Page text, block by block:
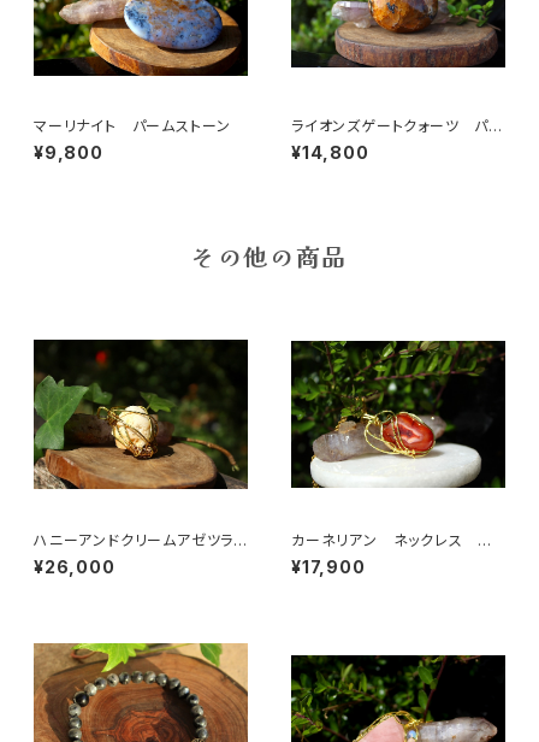
マーリナイト パームストーン
¥9,800
ライオンズゲートクォーツ パー
ムストーン
¥14,800
その他の商品
ハニーアンドクリームアゼツライ
ト 不安を癒す 至福の波に包
まれる
¥26,000
カーネリアン ネックレス ポ
ジティブ、勇気、力強さ、ビジネス
の為の「勝利石」
¥17,900